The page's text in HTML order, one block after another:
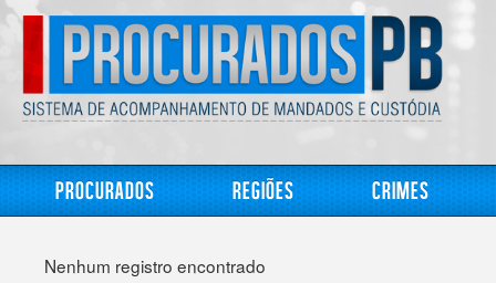
Procurados Regiões Crimes
Nenhum registro encontrado